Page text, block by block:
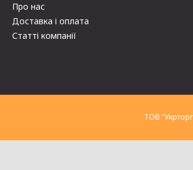
Про нас
Доставка і оплата
Статті компанії